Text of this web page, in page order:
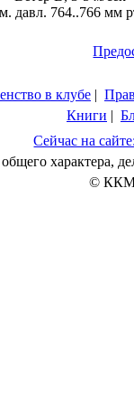
давл. 764..766 мм
в клубе |
Книги |
Сейчас на
характера,
© ККМ